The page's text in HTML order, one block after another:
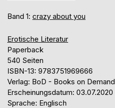
Band 1: crazy about you
Erotische Literatur
Paperback
540 Seiten
ISBN-13: 9783751969666
Verlag: BoD - Books on Demand
Erscheinungsdatum: 03.07.2020
Sprache: Englisch